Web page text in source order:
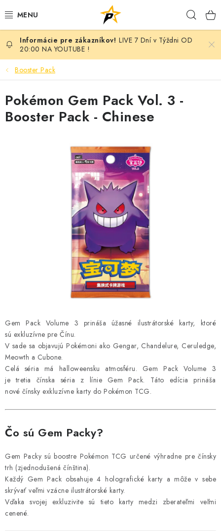
na
POKÉMON
BREAK NIGHT SEPAR VOL.7 - MONARCH EDITION
BATTLE
BREAKY
MAGIC THE GATHERING
STAR WARS
ŠPECIÁLNE
Čo je RIP and SHIP?
Obchodné podmienky
Podmienky ochrany osobných údajov
Moja objednávka
Odstúpenie od zmluvy formou elektronického formulára
LIVE 7 Dní v Týždni OD
20:00 NA YOUTUBE !
Booster Pack
Gem Pack Volume 3 prináša úžasné ilustrátorské karty, ktoré
sú exkluzívne pre Čínu.
V sade sa objavujú Pokémoni ako Gengar, Chandelure, Ceruledge,
Meowth a Cubone.
Celá séria má halloweensku atmosféru. Gem Pack Volume 3
je tretia čínska séria z línie Gem Pack. Táto edícia prináša
nové čínsky exkluzívne karty do Pokémon TCG.
Čo sú Gem Packy?
Gem Packy sú boostre Pokémon TCG určené výhradne pre čínsky
trh (zjednodušená čínština).
Každý Gem Pack obsahuje 4 holografické karty a môže v sebe
skrývať veľmi vzácne ilustrátorské karty.
Vďaka svojej exkluzivite sú tieto karty medzi zberateľmi veľmi
cenené.
Pokémon Gem Pack Vol. 3 -
Booster Pack - Chinese